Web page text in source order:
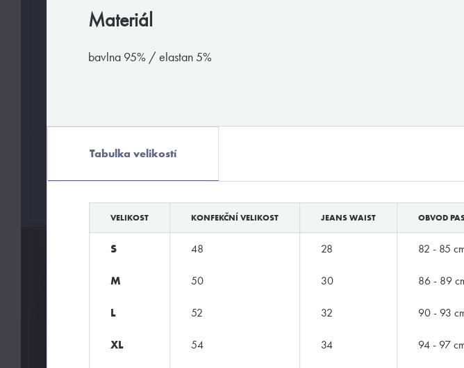
Materiál
bavlna 95% / elastan 5%
Tabulka velikostí
VELIKOST KONFEKČNÍ VELIKOST JEANS WAIST OBVOD
S 48 28 82 - 85
M 50 30 86 - 89
L 52 32 90 - 93
XL 54 34 94 - 97
Basic
Pánské módní prádlo
ZNAČKY